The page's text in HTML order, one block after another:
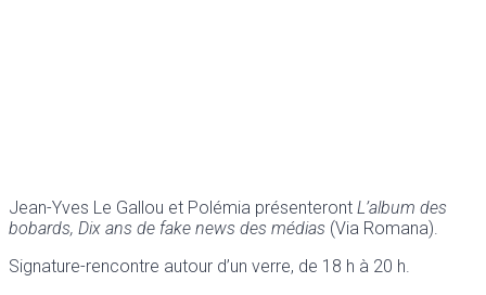
Jean-Yves Le Gallou et Polémia présenteront L’album des
bobards, Dix ans de fake news des médias (Via Romana).
Signature-rencontre autour d’un verre, de 18 h à 20 h.